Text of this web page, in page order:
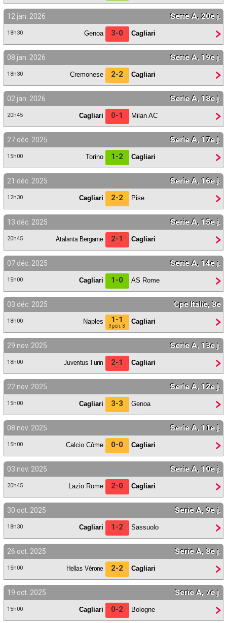
12 jan. 2026 Serie A, 20e j.
18h30 Genoa 3-0 Cagliari
08 jan. 2026 Serie A, 19e j.
18h30 Cremonese 2-2 Cagliari
02 jan. 2026 Serie A, 18e j.
20h45 Cagliari 0-1 Milan AC
27 déc. 2025 Serie A, 17e j.
15h00 Torino 1-2 Cagliari
21 déc. 2025 Serie A, 16e j.
12h30 Cagliari 2-2 Pise
13 déc. 2025 Serie A, 15e j.
20h45 Atalanta Bergame 2-1 Cagliari
07 déc. 2025 Serie A, 14e j.
15h00 Cagliari 1-0 AS Rome
03 déc. 2025 Cpe Italie, 8e
18h00 Naples 1-1
9 pen. 8
Cagliari
29 nov. 2025 Serie A, 13e j.
18h00 Juventus Turin 2-1 Cagliari
22 nov. 2025 Serie A, 12e j.
15h00 Cagliari 3-3 Genoa
08 nov. 2025 Serie A, 11e j.
15h00 Calcio Côme 0-0 Cagliari
03 nov. 2025 Serie A, 10e j.
20h45 Lazio Rome 2-0 Cagliari
30 oct. 2025 Serie A, 9e j.
18h30 Cagliari 1-2 Sassuolo
26 oct. 2025 Serie A, 8e j.
15h00 Hellas Vérone 2-2 Cagliari
19 oct. 2025 Serie A, 7e j.
15h00 Cagliari 0-2 Bologne